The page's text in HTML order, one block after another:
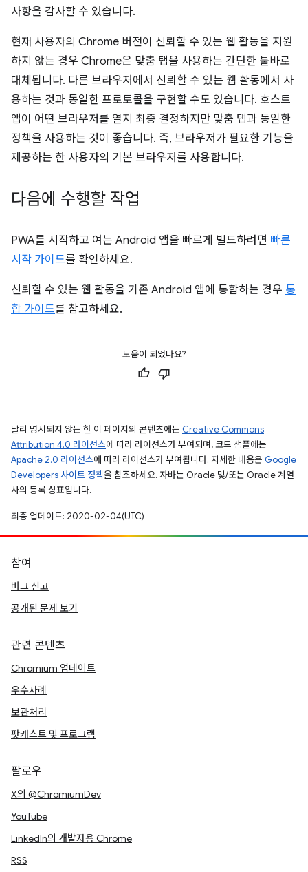
사항을 감사할 수 있습니다.
현재 사용자의 Chrome 버전이 신뢰할 수 있는 웹 활동을 지원
하지 않는 경우 Chrome은 맞춤 탭을 사용하는 간단한 툴바로
대체됩니다. 다른 브라우저에서 신뢰할 수 있는 웹 활동에서 사
용하는 것과 동일한 프로토콜을 구현할 수도 있습니다. 호스트
앱이 어떤 브라우저를 열지 최종 결정하지만 맞춤 탭과 동일한
정책을 사용하는 것이 좋습니다. 즉, 브라우저가 필요한 기능을
제공하는 한 사용자의 기본 브라우저를 사용합니다.
다음에 수행할 작업
PWA를 시작하고 여는 Android 앱을 빠르게 빌드하려면 빠른
시작 가이드를 확인하세요.
신뢰할 수 있는 웹 활동을 기존 Android 앱에 통합하는 경우 통
합 가이드를 참고하세요.
도움이 되었나요?
달리 명시되지 않는 한 이 페이지의 콘텐츠에는 Creative Commons
Attribution 4.0 라이선스에 따라 라이선스가 부여되며, 코드 샘플에는
Apache 2.0 라이선스에 따라 라이선스가 부여됩니다. 자세한 내용은 Google
Developers 사이트 정책을 참조하세요. 자바는 Oracle 및/또는 Oracle 계열
사의 등록 상표입니다.
최종 업데이트: 2020-02-04(UTC)
참여
버그 신고
공개된 문제 보기
관련 콘텐츠
Chromium 업데이트
우수사례
보관처리
팟캐스트 및 프로그램
팔로우
X의 @ChromiumDev
YouTube
LinkedIn의 개발자용 Chrome
RSS